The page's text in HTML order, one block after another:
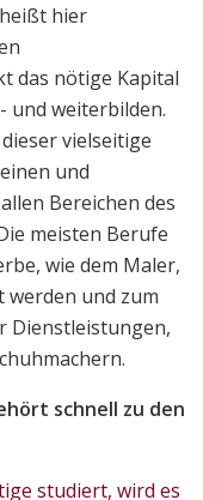
hier
das nötige Kapital
und weiterbilden.
vielseitige
und
Bereichen des
meisten Berufe
wie dem Maler,
und zum
Dienstleistungen,
schnell zu den
studiert, wird es